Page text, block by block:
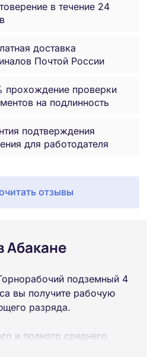
в течение 24
доставка
Почтой России
прохождение проверки
на подлинность
подтверждения
для работодателя
отзывы
Абакане
подземный 4
вы получите рабочую
разряда.
и полного среднего